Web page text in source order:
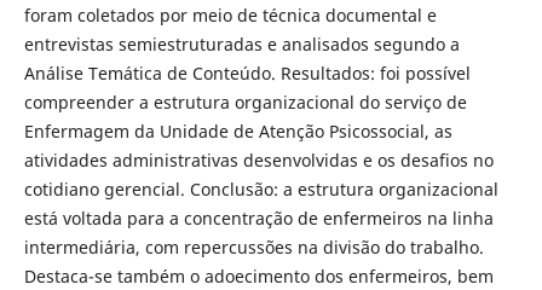
foram coletados por meio de técnica documental e
entrevistas semiestruturadas e analisados ​​segundo a
Análise Temática de Conteúdo. Resultados: foi possível
compreender a estrutura organizacional do serviço de
Enfermagem da Unidade de Atenção Psicossocial, as
atividades administrativas desenvolvidas e os desafios no
cotidiano gerencial. Conclusão: a estrutura organizacional
está voltada para a concentração de enfermeiros na linha
intermediária, com repercussões na divisão do trabalho.
Destaca-se também o adoecimento dos enfermeiros, bem